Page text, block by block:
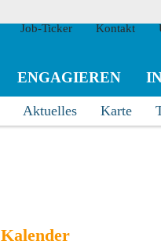
Job-Ticker
Kontakt
suchen
Aktuelles Karte
ENGAGIEREN
Kalender